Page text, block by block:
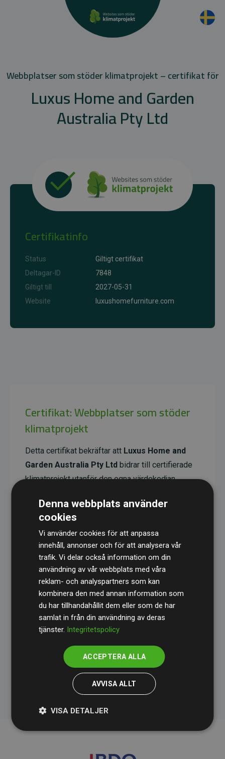
Webbplatser som stöder klimatprojekt – certifikat för
Luxus Home and Garden
Australia Pty Ltd
Certifikatinfo
Status
Giltigt certifikat
Deltagar-ID
7848
Giltigt till
2027-05-31
Website
luxushomefurniture.com
Certifikat: Webbplatser som stöder
klimatprojekt
Detta certifikat bekräftar att Luxus Home and
Garden Australia Pty Ltd bidrar till certifierade
klimatprojekt utanför den egna värdekedjan.
reducerande effekt som i genomsnitt motsvarar
dubbelt så mycket CO₂ som webbplatsens
beräknade utsläpp.
Alla projekt verifieras genomGold Standard
vilket säkerställer hög kvalitet, faktisk klimatnytta
och full transparens. Du kan läsa mer om de
specifika projektenhär.
initiativet Webbplatser som stöder klimatprojekt
Denna webbplats använder
cookies
Vi använder cookies för att anpassa
innehåll, annonser och för att analysera vår
trafik. Vi delar också information om din
användning av vår webbplats med våra
reklam- och analyspartners som kan
kombinera den med annan information som
du har tillhandahållit dem eller som de har
samlat in från din användning av deras
tjänster. Integritetspolicy
ACCEPTERA ALLA
AVVISA ALLT
VISA DETALJER